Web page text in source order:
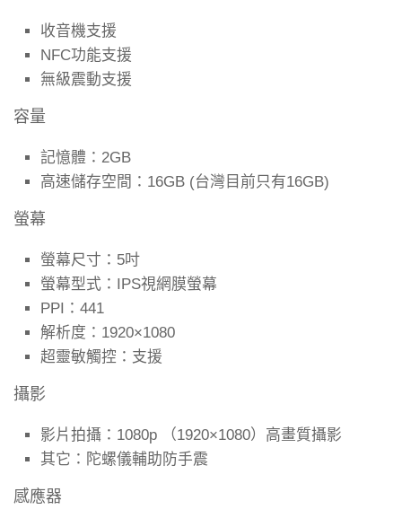
收音機支援
NFC功能支援
無級震動支援
容量
記憶體： 2GB
高速儲存空間： 16GB (台灣目前只有16GB)
螢幕
螢幕尺寸： 5吋
螢幕型式： IPS視網膜螢幕
PPI： 441
解析度： 1920×1080
超靈敏觸控： 支援
攝影
影片拍攝： 1080p （1920×1080）高畫質攝影
其它： 陀螺儀輔助防手震
感應器